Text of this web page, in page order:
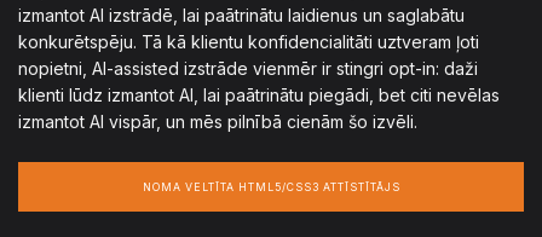
izmantot AI izstrādē, lai paātrinātu laidienus un saglabātu
konkurētspēju. Tā kā klientu konfidencialitāti uztveram ļoti
nopietni, AI-assisted izstrāde vienmēr ir stingri opt-in: daži
klienti lūdz izmantot AI, lai paātrinātu piegādi, bet citi nevēlas
izmantot AI vispār, un mēs pilnībā cienām šo izvēli.
NOMA VELTĪTA HTML5/CSS3 ATTĪSTĪTĀJS